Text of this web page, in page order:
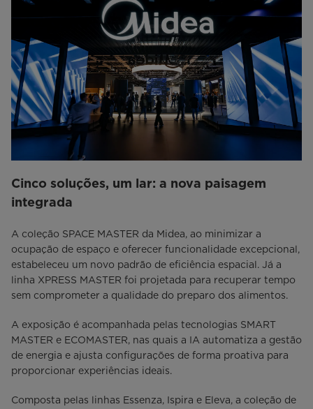
Cinco soluções, um lar: a nova paisagem
integrada
A coleção SPACE MASTER da Midea, ao minimizar a
ocupação de espaço e oferecer funcionalidade excepcional,
estabeleceu um novo padrão de eficiência espacial. Já a
linha XPRESS MASTER foi projetada para recuperar tempo
sem comprometer a qualidade do preparo dos alimentos.
A exposição é acompanhada pelas tecnologias SMART
MASTER e ECOMASTER, nas quais a IA automatiza a gestão
de energia e ajusta configurações de forma proativa para
proporcionar experiências ideais.
Composta pelas linhas Essenza, Ispira e Eleva, a coleção de